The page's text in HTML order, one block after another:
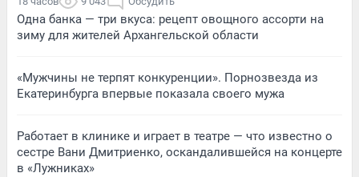
Одна банка — три вкуса: рецепт овощного ассорти на
зиму для жителей Архангельской области
«Мужчины не терпят конкуренции». Порнозвезда из
Екатеринбурга впервые показала своего мужа
Работает в клинике и играет в театре — что известно о
сестре Вани Дмитриенко, оскандалившейся на концерте
в «Лужниках»